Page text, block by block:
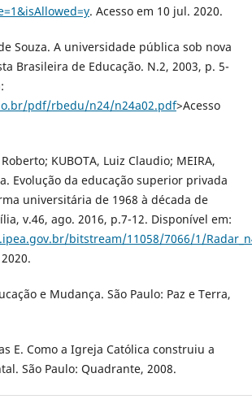
. Acesso em 10 jul. 2020.
Souza. A universidade pública sob nova
Brasileira de Educação. N.2, 2003, p. 5-
pdf/rbedu/n24/n24a02.pdf>Acesso
KUBOTA, Luiz Claudio; MEIRA,
Evolução da educação superior privada
universitária de 1968 à década de
v.46, ago. 2016, p.7-12. Disponível em:
bitstream/11058/7066/1/
e Mudança. São Paulo: Paz e Terra,
E. Como a Igreja Católica construiu a
São Paulo: Quadrante, 2008.